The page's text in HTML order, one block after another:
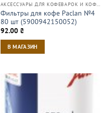
АКСЕССУАРЫ ДЛЯ КОФЕВАРОК И КОФЕМАШИН
Фильтры для кофе Paclan №4
80 шт (5900942150052)
92.00 ₴
В МАГАЗИН